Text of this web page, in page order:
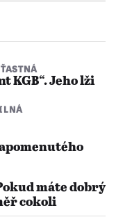
KGB“. Jeho lži
máte dobrý
cokoli